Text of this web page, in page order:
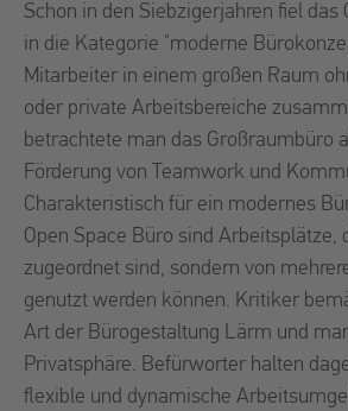
Schon in den Siebzigerjahren fiel das
in die Kategorie "moderne
Mitarbeiter in einem großen Raum
oder private Arbeitsbereiche
betrachtete man das Großraumbüro
Förderung von Teamwork und
Charakteristisch für ein modernes
Open Space Büro sind Arbeitsplätze,
zugeordnet sind, sondern von
genutzt werden können. Kritiker
Art der Bürogestaltung Lärm und
Privatsphäre. Befürworter halten
flexible und dynamische